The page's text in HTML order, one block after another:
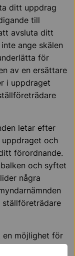
ditt uppdrag
till
avsluta ditt
ange skälen
för
av en ersättare
i uppdraget
letar efter
och
förordnande.
och syftet
några
en möjlighet för
trots att